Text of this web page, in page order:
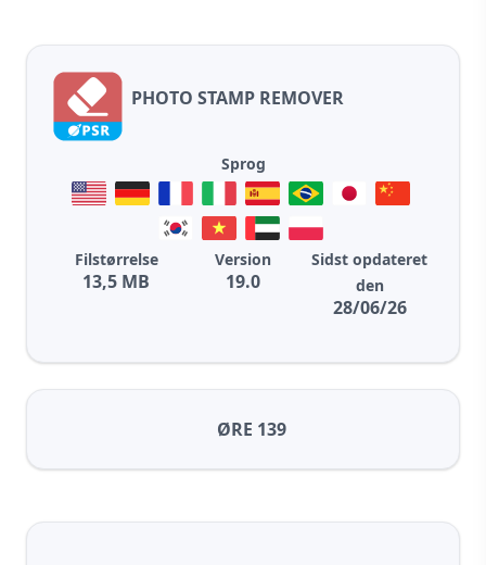
PHOTO STAMP REMOVER
Sprog
Filstørrelse
13,5 MB
Version
19.0
Sidst opdateret
den
28/06/26
ØRE 139